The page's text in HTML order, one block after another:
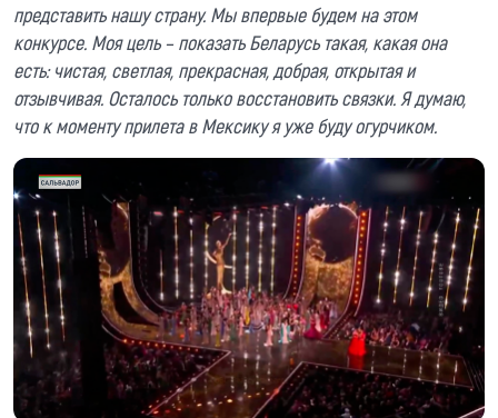
представить нашу страну. Мы впервые будем на этом
конкурсе. Моя цель – показать Беларусь такая, какая она
есть: чистая, светлая, прекрасная, добрая, открытая и
отзывчивая. Осталось только восстановить связки. Я думаю,
что к моменту прилета в Мексику я уже буду огурчиком.